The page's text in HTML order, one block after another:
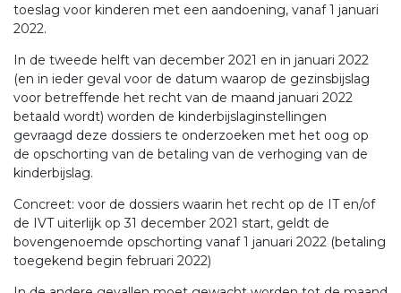
toeslag voor kinderen met een aandoening, vanaf 1 januari
2022.
In de tweede helft van december 2021 en in januari 2022
(en in ieder geval voor de datum waarop de gezinsbijslag
voor betreffende het recht van de maand januari 2022
betaald wordt) worden de kinderbijslaginstellingen
gevraagd deze dossiers te onderzoeken met het oog op
de opschorting van de betaling van de verhoging van de
kinderbijslag.
Concreet: voor de dossiers waarin het recht op de IT en/of
de IVT uiterlijk op 31 december 2021 start, geldt de
bovengenoemde opschorting vanaf 1 januari 2022 (betaling
toegekend begin februari 2022)